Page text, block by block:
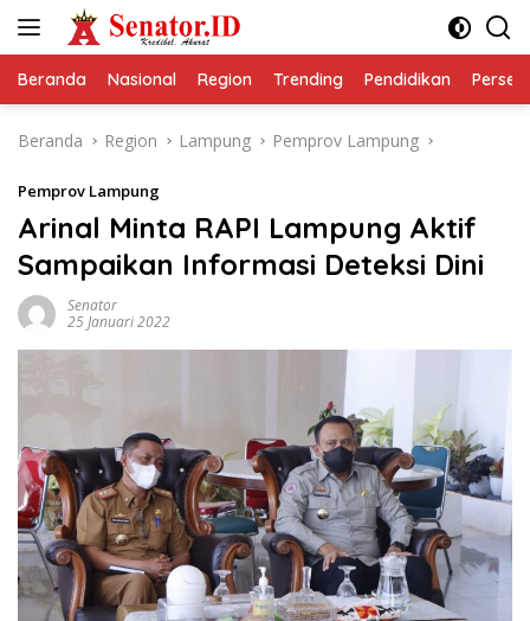
Beranda Nasional Region Trending Pendidikan
Beranda Region Lampung Pemprov Lampung
Pemprov Lampung
Arinal Minta RAPI Lampung Aktif
Sampaikan Informasi Deteksi Dini
Senator
25 Januari 2022